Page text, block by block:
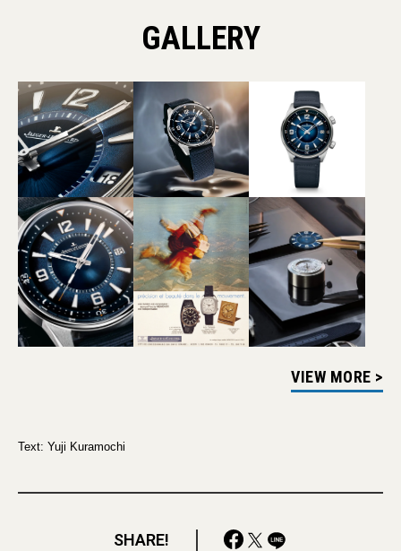
GALLERY
VIEW MORE >
Text: Yuji Kuramochi
SHARE!